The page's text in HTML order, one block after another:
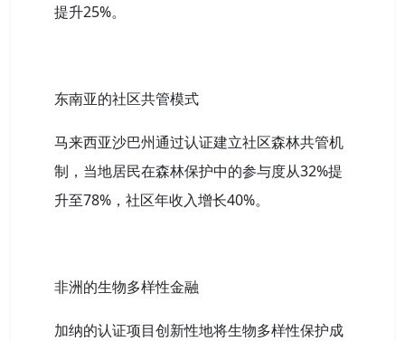
提升25%。
东南亚的社区共管模式
马来西亚沙巴州通过认证建立社区森林共管机
制，当地居民在森林保护中的参与度从32%提
升至78%，社区年收入增长40%。
非洲的生物多样性金融
加纳的认证项目创新性地将生物多样性保护成